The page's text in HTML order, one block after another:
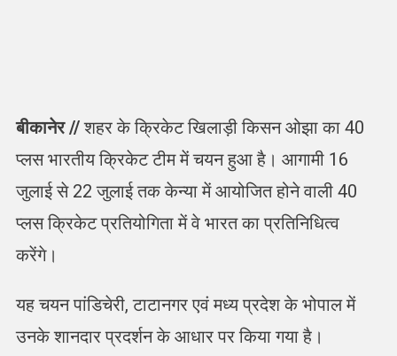
बीकानेर //शहर के क्रिकेट खिलाड़ी किसन ओझा का 40
प्लस भारतीय क्रिकेट टीम में चयन हुआ है। आगामी 16
जुलाई से 22 जुलाई तक केन्या में आयोजित होने वाली 40
प्लस क्रिकेट प्रतियोगिता में वे भारत का प्रतिनिधित्व
करेंगे।
यह चयन पांडिचेरी, टाटानगर एवं मध्य प्रदेश के भोपाल में
उनके शानदार प्रदर्शन के आधार पर किया गया है।